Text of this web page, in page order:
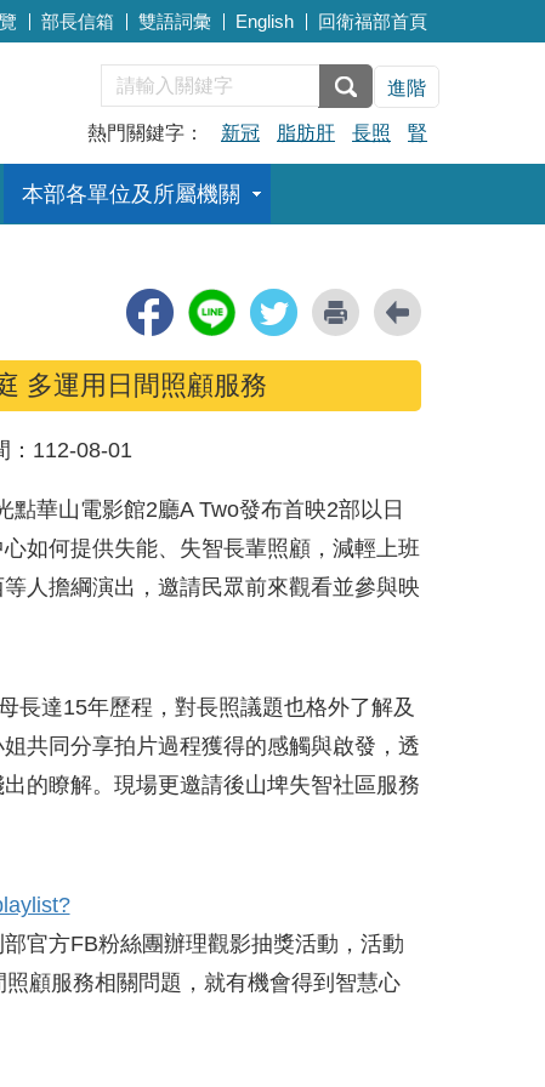
部長信箱 雙語詞彙 English 回衛福部首頁
進階
熱門關鍵字： 新冠 脂肪肝 長照 腎
本部各單位及所屬機關
多運用日間照顧服務
112-08-01
華山電影館2廳A Two發布首映2部以日
如何提供失能、失智長輩照顧，減輕上班
人擔綱演出，邀請民眾前來觀看並參與映
長達15年歷程，對長照議題也格外了解及
共同分享拍片過程獲得的感觸與啟發，透
的瞭解。現場更邀請後山埤失智社區服務
官方FB粉絲團辦理觀影抽獎活動，活動
顧服務相關問題，就有機會得到智慧心